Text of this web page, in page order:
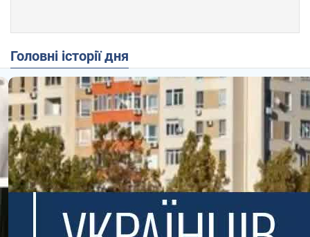
Головні історії дня